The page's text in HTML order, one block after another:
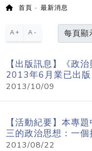
首頁 最新消息
A+ A- 每頁顯
【出版訊息】《政
2013年6月業已出版
2013/10/09
【活動紀要】本專
三的政治思想：一
2013/08/22